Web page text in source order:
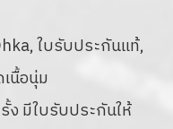
ใบรับประกันแท้,
นื้อนุ่ม
มีใบรับประกันให้